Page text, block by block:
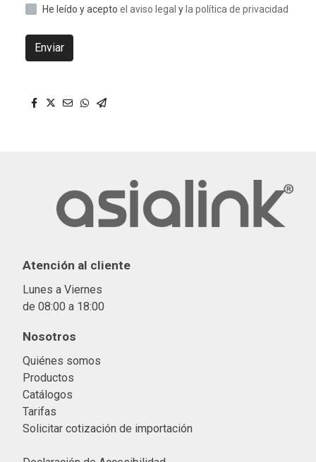
He leído y acepto el aviso legal y la política de privacidad
Enviar
Atención al cliente
Lunes a Viernes
de 08:00 a 18:00
Nosotros
Quiénes somos
Productos
Catálogos
Tarifas
Solicitar cotización de importación